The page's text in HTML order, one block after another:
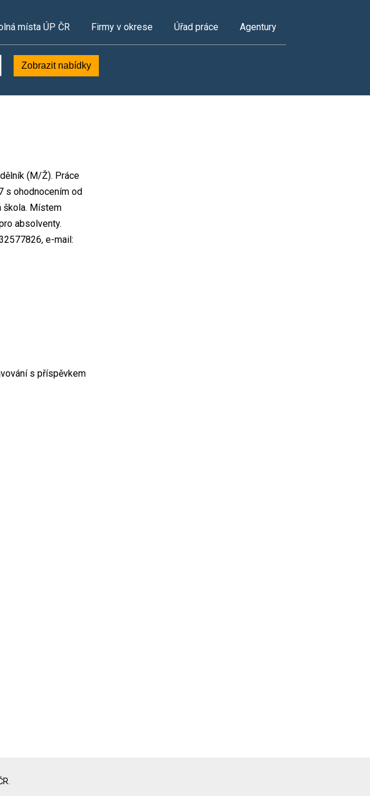
místa ÚP ČR Firmy v okrese Úřad práce Agentury
Zobrazit nabídky
(M/Ž). Práce
s ohodnocením od
škola. Místem
absolventy.
e-mail:
s příspěvkem